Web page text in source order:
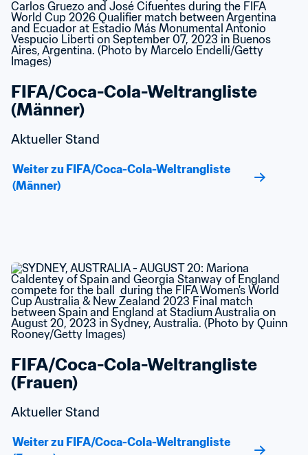
FIFA/Coca-Cola-Weltrangliste
(Männer)
Aktueller Stand
Weiter zu FIFA/Coca-Cola-Weltrangliste
(Männer)
FIFA/Coca-Cola-Weltrangliste
(Frauen)
Aktueller Stand
Weiter zu FIFA/Coca-Cola-Weltrangliste